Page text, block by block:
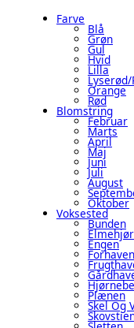
Farve
Blå
Grøn
Gul
Hvid
Lilla
Orange
Rød
Blomstring
Februar
Marts
April
Maj
Juni
Juli
August
Oktober
Voksested
Bunden
Engen
Forhaven
Plænen
Skel Og